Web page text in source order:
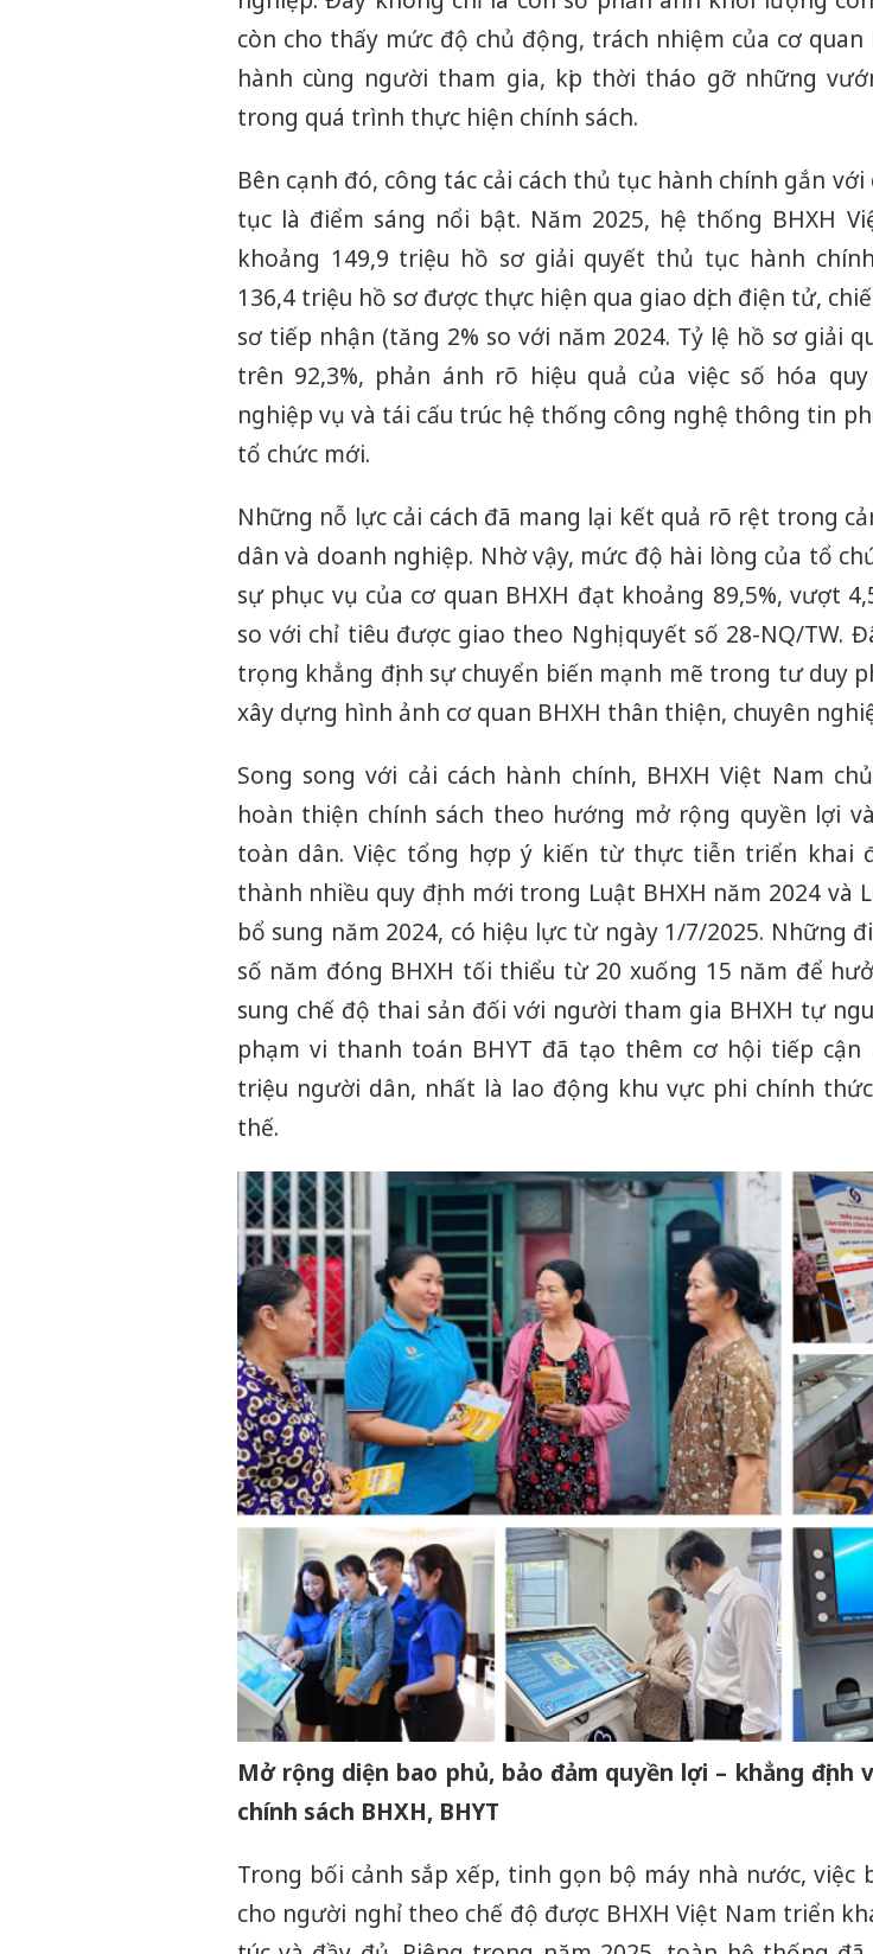
còn cho thấy mức độ chủ động, trách nhiệm của cơ
hành cùng người tham gia, kịp thời tháo gỡ những
trong quá trình thực hiện chính sách.
Bên cạnh đó, công tác cải cách thủ tục hành chính gắn
tục là điểm sáng nổi bật. Năm 2025, hệ thống BHXH
khoảng 149,9 triệu hồ sơ giải quyết thủ tục hành
136,4 triệu hồ sơ được thực hiện qua giao dịch điện tử,
sơ tiếp nhận (tăng 2% so với năm 2024. Tỷ lệ hồ sơ giải
trên 92,3%, phản ánh rõ hiệu quả của việc số hóa
nghiệp vụ và tái cấu trúc hệ thống công nghệ thông tin
tổ chức mới.
Những nỗ lực cải cách đã mang lại kết quả rõ rệt trong
dân và doanh nghiệp. Nhờ vậy, mức độ hài lòng của tổ
sự phục vụ của cơ quan BHXH đạt khoảng 89,5%, vượt
so với chỉ tiêu được giao theo Nghị quyết số 28-NQ/TW.
trọng khẳng định sự chuyển biến mạnh mẽ trong tư duy
xây dựng hình ảnh cơ quan BHXH thân thiện, chuyên
Song song với cải cách hành chính, BHXH Việt Nam
hoàn thiện chính sách theo hướng mở rộng quyền lợi
toàn dân. Việc tổng hợp ý kiến từ thực tiễn triển khai
thành nhiều quy định mới trong Luật BHXH năm 2024 và
bổ sung năm 2024, có hiệu lực từ ngày 1/7/2025. Những
số năm đóng BHXH tối thiểu từ 20 xuống 15 năm để
sung chế độ thai sản đối với người tham gia BHXH tự
phạm vi thanh toán BHYT đã tạo thêm cơ hội tiếp cận
triệu người dân, nhất là lao động khu vực phi chính
thế.
Mở rộng diện bao phủ, bảo đảm quyền lợi – khẳng
chính sách BHXH, BHYT​
Trong bối cảnh sắp xếp, tinh gọn bộ máy nhà nước, việc
cho người nghỉ theo chế độ được BHXH Việt Nam triển